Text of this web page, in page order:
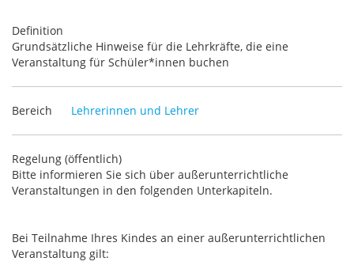
Definition
Grundsätzliche Hinweise für die Lehrkräfte, die eine
Veranstaltung für Schüler*innen buchen
Bereich Lehrerinnen und Lehrer
Regelung (öffentlich)
Bitte informieren Sie sich über außerunterrichtliche
Veranstaltungen in den folgenden Unterkapiteln.
Bei Teilnahme Ihres Kindes an einer außerunterrichtlichen
Veranstaltung gilt: